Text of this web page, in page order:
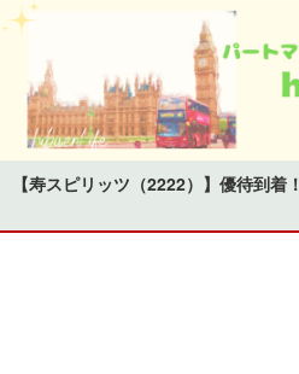
【寿スピリッツ（2222）】優待到着！